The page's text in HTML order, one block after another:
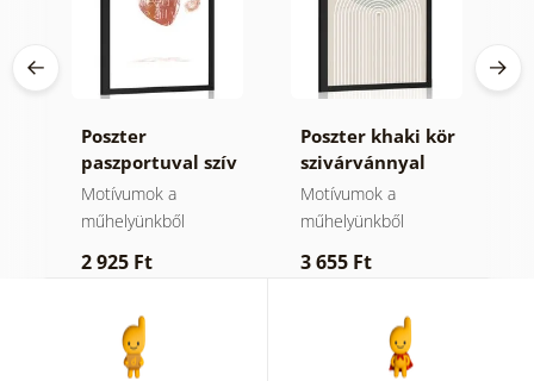
Poszter
paszportuval szív
idézettel
Motívumok a
műhelyünkből
2 925 Ft
Poszter khaki kör
szivárvánnyal
Mid-Century.
Motívumok a
műhelyünkből
3 655 Ft